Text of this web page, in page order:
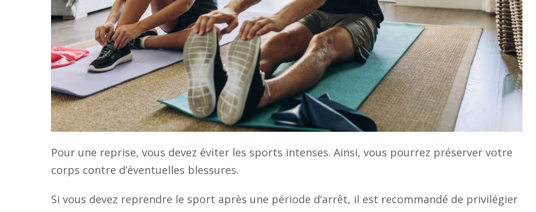
Pour une reprise, vous devez éviter les sports intenses. Ainsi, vous pourrez préserver votre
corps contre d’éventuelles blessures.
Si vous devez reprendre le sport après une période d’arrêt, il est recommandé de privilégier